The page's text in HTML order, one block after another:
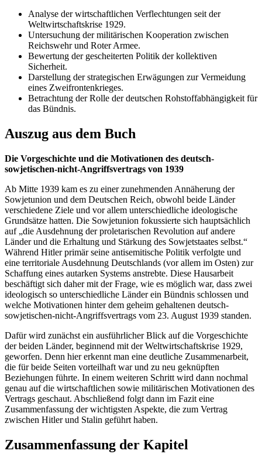
Analyse der wirtschaftlichen Verflechtungen seit der
Weltwirtschaftskrise 1929.
Untersuchung der militärischen Kooperation zwischen
Reichswehr und Roter Armee.
Bewertung der gescheiterten Politik der kollektiven
Sicherheit.
Darstellung der strategischen Erwägungen zur Vermeidung
eines Zweifrontenkrieges.
Betrachtung der Rolle der deutschen Rohstoffabhängigkeit für
das Bündnis.
Auszug aus dem Buch
Die Vorgeschichte und die Motivationen des deutsch-
sowjetischen-nicht-Angriffsvertrags von 1939
Ab Mitte 1939 kam es zu einer zunehmenden Annäherung der
Sowjetunion und dem Deutschen Reich, obwohl beide Länder
verschiedene Ziele und vor allem unterschiedliche ideologische
Grundsätze hatten. Die Sowjetunion fokussierte sich hauptsächlich
auf „die Ausdehnung der proletarischen Revolution auf andere
Länder und die Erhaltung und Stärkung des Sowjetstaates selbst.“
Während Hitler primär seine antisemitische Politik verfolgte und
eine territoriale Ausdehnung Deutschlands (vor allem im Osten) zur
Schaffung eines autarken Systems anstrebte. Diese Hausarbeit
beschäftigt sich daher mit der Frage, wie es möglich war, dass zwei
ideologisch so unterschiedliche Länder ein Bündnis schlossen und
welche Motivationen hinter dem geheim gehaltenen deutsch-
sowjetischen-nicht-Angriffsvertrags vom 23. August 1939 standen.
Dafür wird zunächst ein ausführlicher Blick auf die Vorgeschichte
der beiden Länder, beginnend mit der Weltwirtschaftskrise 1929,
geworfen. Denn hier erkennt man eine deutliche Zusammenarbeit,
die für beide Seiten vorteilhaft war und zu neu geknüpften
Beziehungen führte. In einem weiteren Schritt wird dann nochmal
genau auf die wirtschaftlichen sowie militärischen Motivationen des
Vertrags geschaut. Abschließend folgt dann im Fazit eine
Zusammenfassung der wichtigsten Aspekte, die zum Vertrag
zwischen Hitler und Stalin geführt haben.
Zusammenfassung der Kapitel